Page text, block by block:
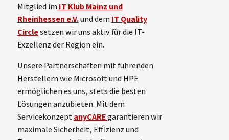
Mitglied im IT Klub Mainz und
Rheinhessen e.V.und demIT Quality
Circlesetzen wir uns aktiv für die IT-
Exzellenz der Region ein.
Unsere Partnerschaften mit führenden
Herstellern wie Microsoft und HPE
ermöglichen es uns, stets die besten
Lösungen anzubieten. Mit dem
ServicekonzeptanyCAREgarantieren wir
maximale Sicherheit, Effizienz und